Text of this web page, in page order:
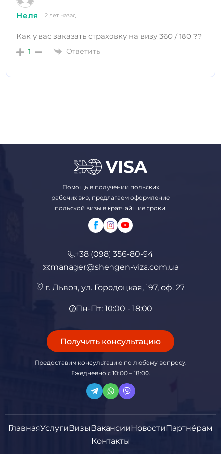
Неля 2 лет назад
Как у вас заказать страховку на визу 360 / 180 ??
1 Ответить
Помощь в получении польских
рабочих виз, предлагаем оформление
польской визы в кратчайшие сроки.
+38 (098) 356-80-94
manager@shengen-viza.com.ua
г. Львов, ул. Городоцкая, 197, оф. 27
Пн-Пт: 10:00 - 18:00
Получить консультацию
Предоставим консультацию по любому вопросу.
Ежедневно с 10:00 – 18:00.
ГлавнаяУслугиВизы ВакансииНовостиПартнёрам
Контакты